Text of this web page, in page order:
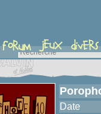
Date